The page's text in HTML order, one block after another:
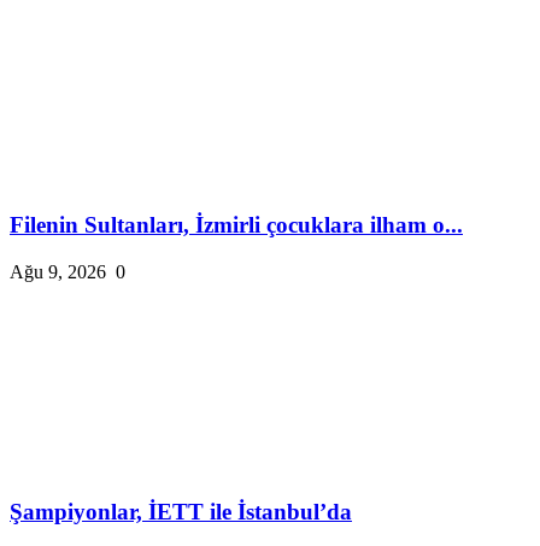
Filenin Sultanları, İzmirli çocuklara ilham o...
Ağu 9, 2026 0
Şampiyonlar, İETT ile İstanbul’da